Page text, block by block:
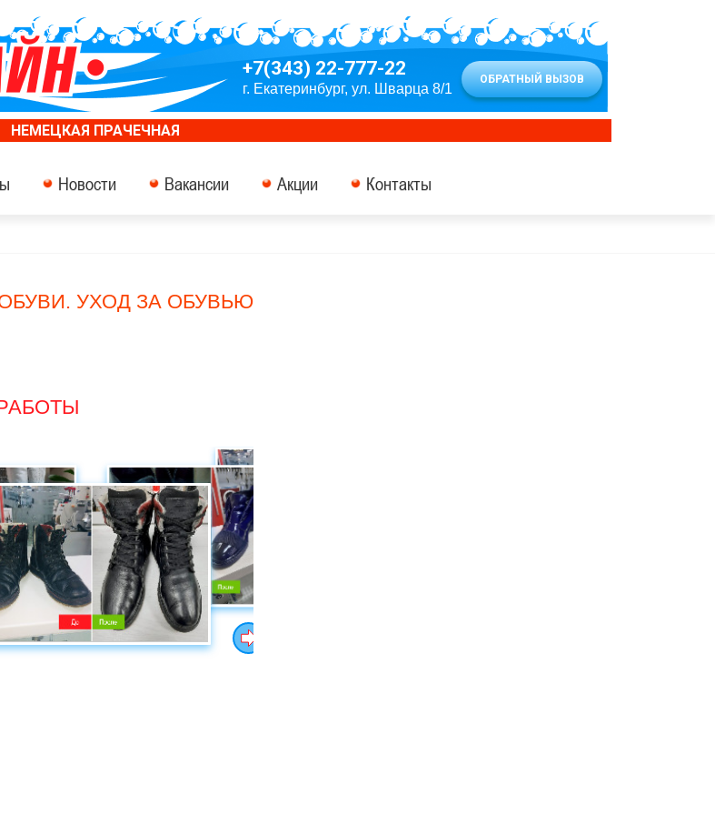
+7(343) 22-777-22
г. Екатеринбург, ул. Шварца 8/1
ОБРАТНЫЙ ВЫЗОВ
НЕМЕЦКАЯ ПРАЧЕЧНАЯ
Новости Вакансии Акции Контакты
УХОД ЗА ОБУВЬЮ